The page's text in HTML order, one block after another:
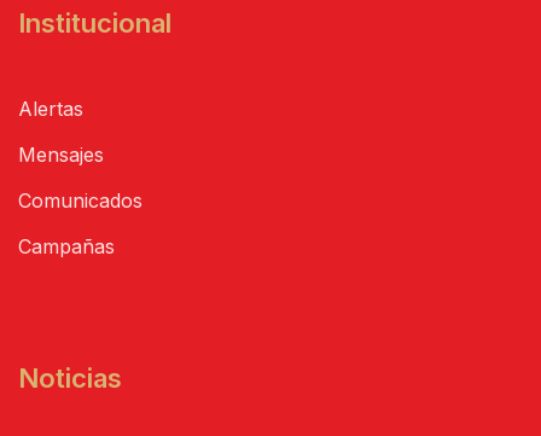
Institucional
Alertas
Mensajes
Comunicados
Campañas
Noticias